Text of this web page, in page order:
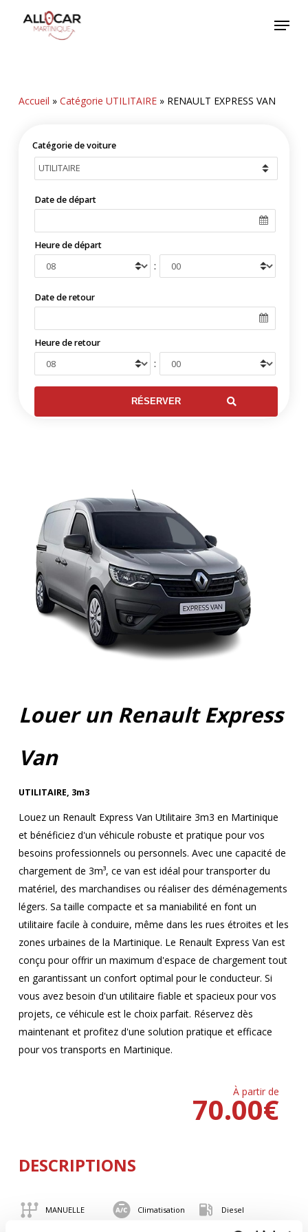
Menu
Accueil » Catégorie UTILITAIRE» RENAULT EXPRESS VAN
Catégorie de voiture
Date de départ
Heure de départ
:
Date de retour
Heure de retour
:
Louer un Renault Express
Van
UTILITAIRE, 3m3
Louez un Renault Express Van Utilitaire 3m3 en Martinique
et bénéficiez d'un véhicule robuste et pratique pour vos
besoins professionnels ou personnels. Avec une capacité de
chargement de 3m³, ce van est idéal pour transporter du
matériel, des marchandises ou réaliser des déménagements
légers. Sa taille compacte et sa maniabilité en font un
utilitaire facile à conduire, même dans les rues étroites et les
zones urbaines de la Martinique. Le Renault Express Van est
conçu pour offrir un maximum d'espace de chargement tout
en garantissant un confort optimal pour le conducteur. Si
vous avez besoin d'un utilitaire fiable et spacieux pour vos
projets, ce véhicule est le choix parfait. Réservez dès
maintenant et profitez d'une solution pratique et efficace
pour vos transports en Martinique.
À partir de
€
70.00
DESCRIPTIONS
MANUELLE Climatisation Diesel